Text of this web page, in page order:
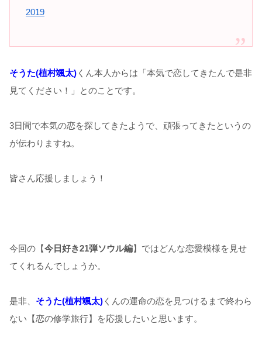
2019
そうた(植村颯太) くん本人からは「本気で恋してきたんで是非
見てください！」とのことです。
3日間で本気の恋を探してきたようで、頑張ってきたというの
が伝わりますね。
皆さん応援しましょう！
今回の【今日好き21弾ソウル編】ではどんな恋愛模様を見せ
てくれるんでしょうか。
是非、 そうた(植村颯太) くんの運命の恋を見つけるまで終わら
ない【恋の修学旅行】を応援したいと思います。